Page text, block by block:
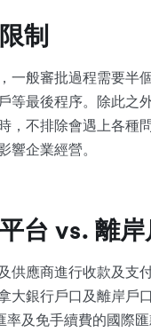
制
一般審批過程需要半
等最後程序。除此之
，不排除會遇上各種
響企業經營。
台 vs. 離岸
供應商進行收款及支
大銀行戶口及離岸戶
及免手續費的國際